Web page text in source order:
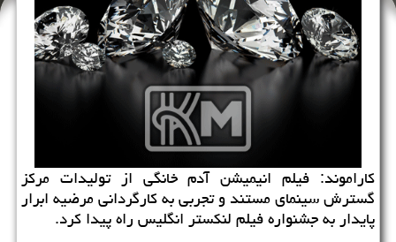
كاراموند: فیلم انیمیشن آدم خانگی از تولیدات مركز
گسترش سینمای مستند و تجربی به كارگردانی مرضیه ابرار
پایدار به جشنواره فیلم لنكستر انگلیس راه پیدا كرد.